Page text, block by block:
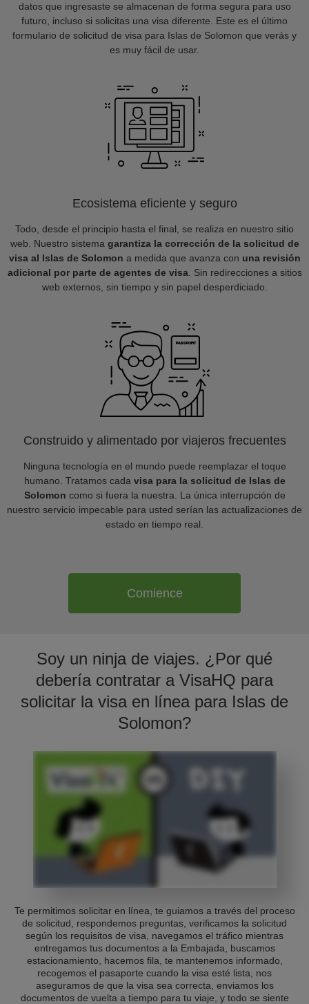
datos que ingresaste se almacenan de forma segura para uso
futuro, incluso si solicitas una visa diferente. Este es el último
formulario de solicitud de visa para Islas de Solomon que verás y
es muy fácil de usar.
Ecosistema eficiente y seguro
Todo, desde el principio hasta el final, se realiza en nuestro sitio
web. Nuestro sistema garantiza la corrección de la solicitud de
visa al Islas de Solomon a medida que avanza con una revisión
adicional por parte de agentes de visa. Sin redirecciones a sitios
web externos, sin tiempo y sin papel desperdiciado.
Construido y alimentado por viajeros frecuentes
Ninguna tecnología en el mundo puede reemplazar el toque
humano. Tratamos cada visa para la solicitud de Islas de
Solomon como si fuera la nuestra. La única interrupción de
nuestro servicio impecable para usted serían las actualizaciones de
estado en tiempo real.
Comience
Soy un ninja de viajes. ¿Por qué
debería contratar a VisaHQ para
solicitar la visa en línea para Islas de
Solomon?
Te permitimos solicitar en línea, te guiamos a través del proceso
de solicitud, respondemos preguntas, verificamos la solicitud
según los requisitos de visa, navegamos el tráfico mientras
entregamos tus documentos a la Embajada, buscamos
estacionamiento, hacemos fila, te mantenemos informado,
recogemos el pasaporte cuando la visa esté lista, nos
aseguramos de que la visa sea correcta, enviamos los
documentos de vuelta a tiempo para tu viaje, y todo se siente